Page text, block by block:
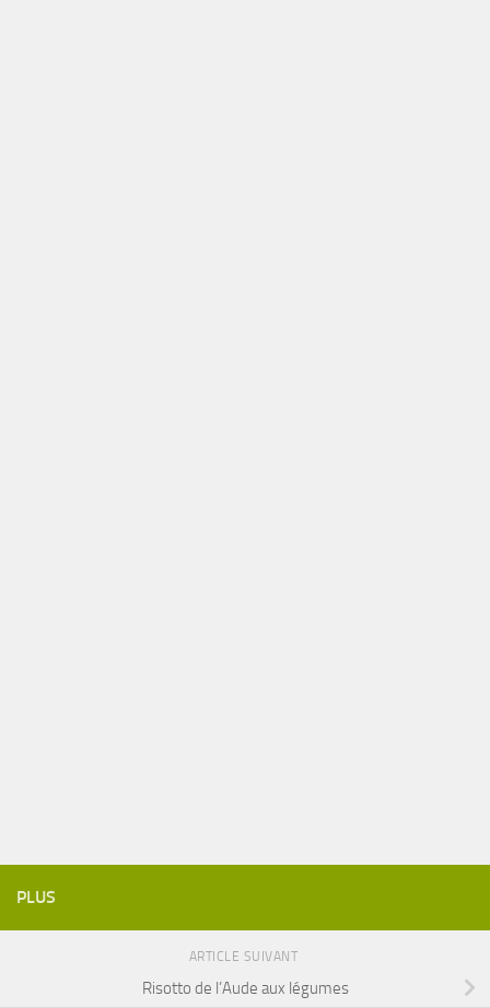
PLUS
ARTICLE SUIVANT
Risotto de l’Aude aux légumes